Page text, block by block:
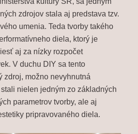
zdrojov stala aj predstava tzv.
umenia. Teda tvorby takého
diela, ktorý je
aj za nízky rozpočet
V duchu DIY sa tento
zdroj, možno nevyhnutná
nielen jedným zo základných
parametrov tvorby, ale aj
pripravovaného diela.